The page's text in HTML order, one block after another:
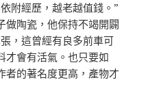
附經歷，越老越值錢。”
做陶瓷，他保持不竭開闢
，這曾經有良多前車可
才會有活氣。也只要如
者的著名度更高，產物才